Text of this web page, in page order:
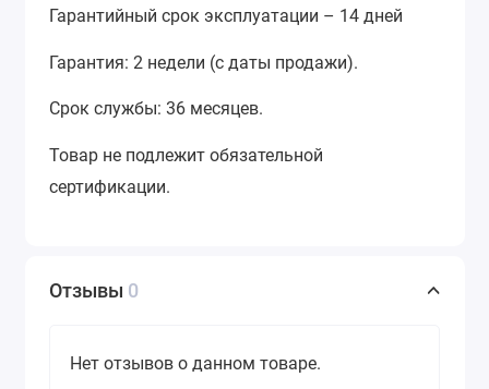
Гарантийный срок эксплуатации – 14 дней
Гарантия: 2 недели (с даты продажи).
Срок службы: 36 месяцев.
Товар не подлежит обязательной
сертификации.
Отзывы 0
Нет отзывов о данном товаре.